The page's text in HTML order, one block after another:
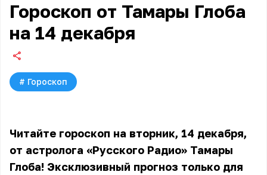
Гороскоп от Тамары Глоба
на 14 декабря
# Гороскоп
Читайте гороскоп на вторник, 14 декабря,
от астролога «Русского Радио» Тамары
Глоба! Эксклюзивный прогноз только для